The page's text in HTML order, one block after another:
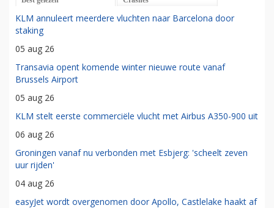
KLM annuleert meerdere vluchten naar Barcelona door
staking
05 aug 26
Transavia opent komende winter nieuwe route vanaf
Brussels Airport
05 aug 26
KLM stelt eerste commerciële vlucht met Airbus A350-900 uit
06 aug 26
Groningen vanaf nu verbonden met Esbjerg: 'scheelt zeven
uur rijden'
04 aug 26
easyJet wordt overgenomen door Apollo, Castlelake haakt af